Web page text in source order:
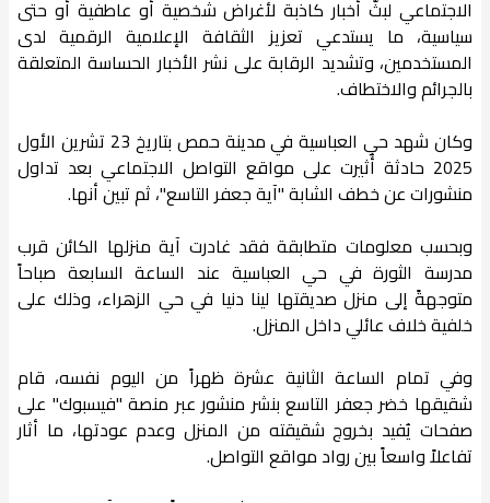
الاجتماعي لبثّ أخبار كاذبة لأغراض شخصية أو عاطفية أو حتى
سياسية، ما يستدعي تعزيز الثقافة الإعلامية الرقمية لدى
المستخدمين، وتشديد الرقابة على نشر الأخبار الحساسة المتعلقة
بالجرائم والاختطاف.
وكان شهد حي العباسية في مدينة حمص بتاريخ 23 تشرين الأول
2025 حادثة أُثيرت على مواقع التواصل الاجتماعي بعد تداول
منشورات عن خطف الشابة "آية جعفر التاسع"، ثم تبين أنها.
وبحسب معلومات متطابقة فقد غادرت آية منزلها الكائن قرب
مدرسة الثورة في حي العباسية عند الساعة السابعة صباحاً
متوجهةً إلى منزل صديقتها لينا دنيا في حي الزهراء، وذلك على
خلفية خلاف عائلي داخل المنزل.
وفي تمام الساعة الثانية عشرة ظهراً من اليوم نفسه، قام
شقيقها خضر جعفر التاسع بنشر منشور عبر منصة "فيسبوك" على
صفحات يُفيد بخروج شقيقته من المنزل وعدم عودتها، ما أثار
تفاعلاً واسعاً بين رواد مواقع التواصل.